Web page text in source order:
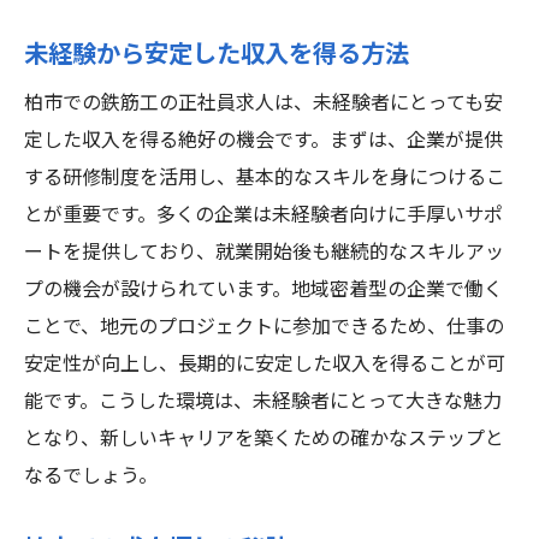
未経験から安定した収入を得る方法
柏市での鉄筋工の正社員求人は、未経験者にとっても安
定した収入を得る絶好の機会です。まずは、企業が提供
する研修制度を活用し、基本的なスキルを身につけるこ
とが重要です。多くの企業は未経験者向けに手厚いサポ
ートを提供しており、就業開始後も継続的なスキルアッ
プの機会が設けられています。地域密着型の企業で働く
ことで、地元のプロジェクトに参加できるため、仕事の
安定性が向上し、長期的に安定した収入を得ることが可
能です。こうした環境は、未経験者にとって大きな魅力
となり、新しいキャリアを築くための確かなステップと
なるでしょう。